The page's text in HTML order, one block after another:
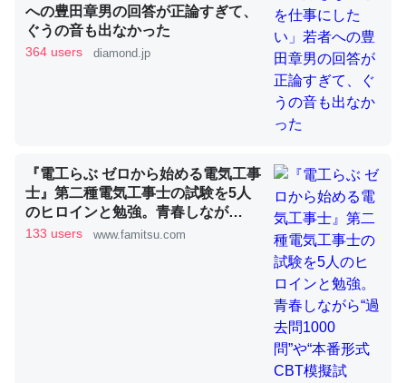
ど、短期記憶というには多い分量。進化すればするほど分
かりやすく強くなりそう
昆虫ってカルシウム少ないのか。知らんかった。調べたら
コオロギのカルシウム分はエビの600分の1程度。
─ニュース :: 【研究発表】昆虫学の大問題＝「昆虫はなぜ海にいな
論文では「淡水はカルシウムも酸素も不足してて両方に不
への豊田章男の回答が正論すぎて、
ぐうの音も出なかった
364 users diamond.jp
『電工らぶ ゼロから始める電気工事
士』第二種電気工事士の試験を5人
のヒロインと勉強。青春しなが
ら“過去問1000問”や“本番形式CBT
133 users www.famitsu.com